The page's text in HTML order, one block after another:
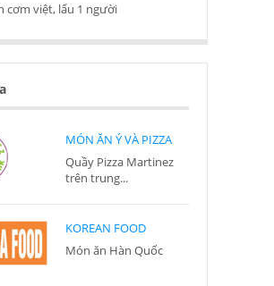
cơm việt, lẩu 1 người
MÓN ĂN Ý VÀ PIZZA
Quầy Pizza Martinez
trên trung...
KOREAN FOOD
Món ăn Hàn Quốc